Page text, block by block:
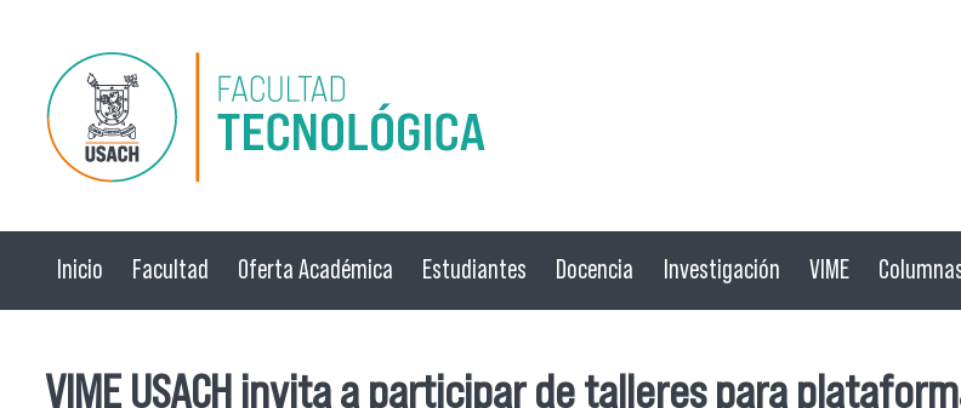
Pasar al contenido principal
Inicio Facultad Oferta Académica Estudiantes Docencia Investigación VIME
VIME USACH invita a participar de talleres para plataforma